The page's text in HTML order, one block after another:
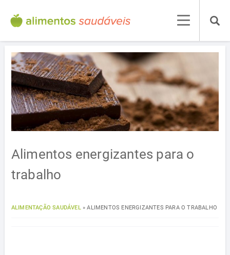
Alimentos energizantes para o
trabalho
ALIMENTAÇÃO SAUDÁVEL»ALIMENTOS ENERGIZANTES PARA O TRABALHO